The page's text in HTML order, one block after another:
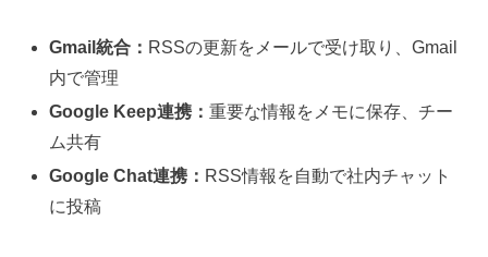
Gmail統合： RSSの更新をメールで受け取り、Gmail
内で管理
Google Keep連携：重要な情報をメモに保存、チー
ム共有
Google Chat連携： RSS情報を自動で社内チャット
に投稿